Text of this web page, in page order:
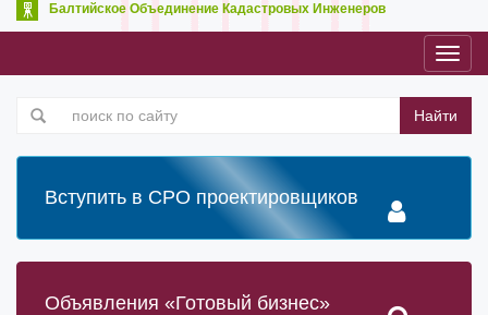
Балтийское Объединение Кадастровых Инженеров
Найти
Вступить в СРО проектировщиков
Объявления «Готовый бизнес»